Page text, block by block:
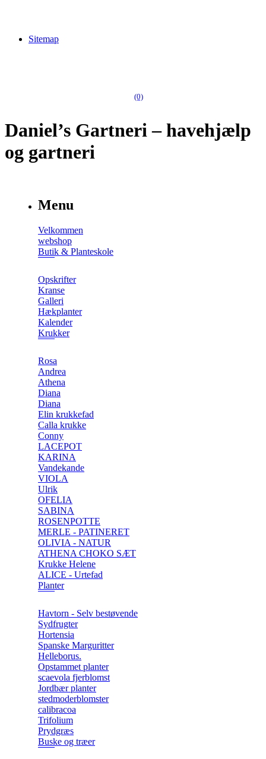
Sitemap
(0)
Daniel’s Gartneri – havehjælp
og gartneri
Menu
Velkommen
webshop
Butik & Planteskole
Opskrifter
Kranse
Galleri
Hækplanter
Kalender
Krukker
Rosa
Andrea
Athena
Diana
Diana
Elin krukkefad
Calla krukke
Conny
LACEPOT
KARINA
Vandekande
VIOLA
Ulrik
OFELIA
SABINA
ROSENPOTTE
MERLE - PATINERET
OLIVIA - NATUR
ATHENA CHOKO SÆT
Krukke Helene
ALICE - Urtefad
Planter
Havtorn - Selv bestøvende
Sydfrugter
Hortensia
Spanske Marguritter
Helleborus.
Opstammet planter
scaevola fjerblomst
Jordbær planter
stedmoderblomster
calibracoa
Trifolium
Prydgræs
Buske og træer